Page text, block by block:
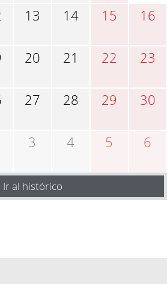
13 14 15 16
20 21 22 23
27 28 29 30
3 4 5 6
Ir al histórico